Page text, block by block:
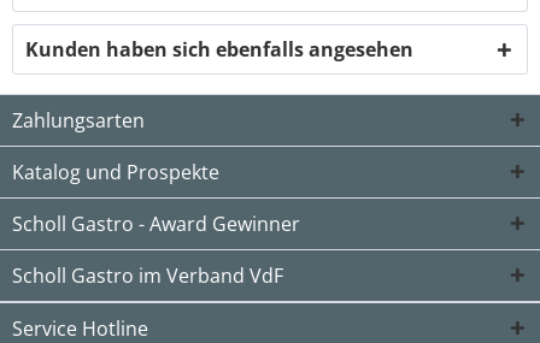
Kunden haben sich ebenfalls angesehen
Zahlungsarten
Katalog und Prospekte
Scholl Gastro - Award Gewinner
Scholl Gastro im Verband VdF
Service Hotline